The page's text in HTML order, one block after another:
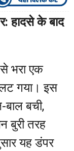
हादसे के बाद
से भरा एक
गया। इस
बाल बची,
बुरी तरह
यह डंपर